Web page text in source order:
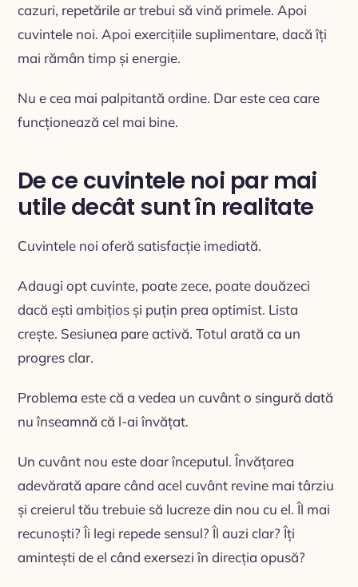
cazuri, repetările ar trebui să vină primele. Apoi
cuvintele noi. Apoi exercițiile suplimentare, dacă îți
mai rămân timp și energie.
Nu e cea mai palpitantă ordine. Dar este cea care
funcționează cel mai bine.
De ce cuvintele noi par mai
utile decât sunt în realitate
Cuvintele noi oferă satisfacție imediată.
Adaugi opt cuvinte, poate zece, poate douăzeci
dacă ești ambițios și puțin prea optimist. Lista
crește. Sesiunea pare activă. Totul arată ca un
progres clar.
Problema este că a vedea un cuvânt o singură dată
nu înseamnă că l-ai învățat.
Un cuvânt nou este doar începutul. Învățarea
adevărată apare când acel cuvânt revine mai târziu
și creierul tău trebuie să lucreze din nou cu el. Îl mai
recunoști? Îi legi repede sensul? Îl auzi clar? Îți
amintești de el când exersezi în direcția opusă?